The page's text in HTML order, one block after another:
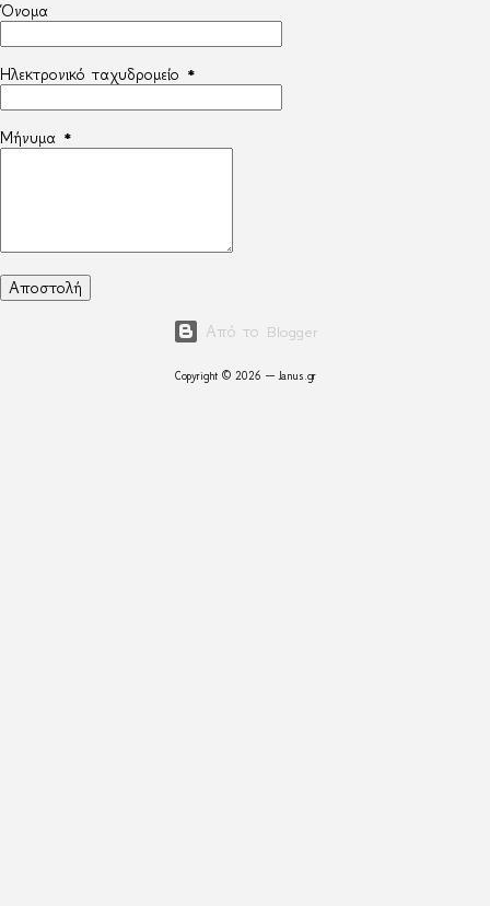
Όνομα
Ηλεκτρονικό ταχυδρομείο *
Μήνυμα *
Από το Blogger
Copyright © 2026 — Janus.gr